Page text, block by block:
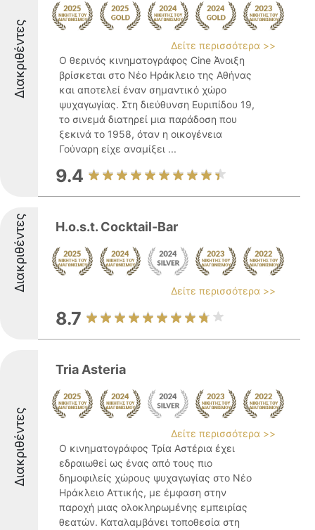
Διακριθέντες
Δείτε περισσότερα >>
Ο θερινός κινηματογράφος Cine Άνοιξη
βρίσκεται στο Νέο Ηράκλειο της Αθήνας
και αποτελεί έναν σημαντικό χώρο
ψυχαγωγίας. Στη διεύθυνση Ευριπίδου 19,
το σινεμά διατηρεί μια παράδοση που
ξεκινά το 1958, όταν η οικογένεια
Γούναρη είχε αναμίξει ...
9.4
Διακριθέντες H.o.s.t. Cocktail-Bar
Δείτε περισσότερα >>
8.7
Διακριθέντες
Tria Asteria
Δείτε περισσότερα >>
Ο κινηματογράφος Τρία Αστέρια έχει
εδραιωθεί ως ένας από τους πιο
δημοφιλείς χώρους ψυχαγωγίας στο Νέο
Ηράκλειο Αττικής, με έμφαση στην
παροχή μιας ολοκληρωμένης εμπειρίας
θεατών. Καταλαμβάνει τοποθεσία στη